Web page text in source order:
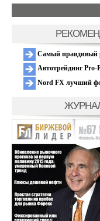
Самый правдивый
Автотрейдинг Pro-
Nord FX лучший